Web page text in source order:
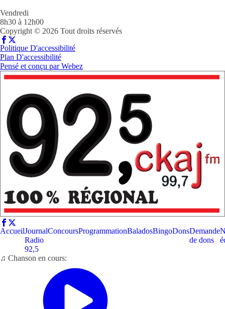
Vendredi
8h30 à 12h00
Copyright © 2026 Tout droits réservés
Politique D'accessibilité
Plan D'accessibilité
Pensé et conçu parWebez
AccueilJournal
Radio
92,5
ConcoursProgrammationBaladosBingoDonsDemande
de dons
♫ Chanson en cours: